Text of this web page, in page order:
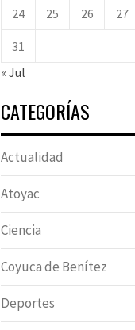
24 25 26 27
31
« Jul
CATEGORÍAS
Actualidad
Atoyac
Ciencia
Coyuca de Benítez
Deportes